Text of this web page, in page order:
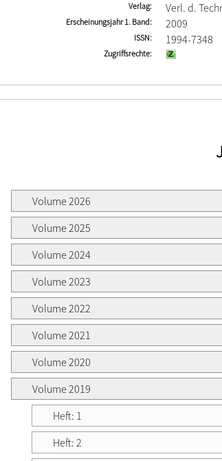
Verlag Verl. d.
Erscheinungsjahr 1. Band 2009
ISSN 1994-7348
Zugriffsrechte
Volume 2026
Volume 2025
Volume 2024
Volume 2023
Volume 2022
Volume 2021
Volume 2020
Volume 2019
Heft: 1
Heft: 2